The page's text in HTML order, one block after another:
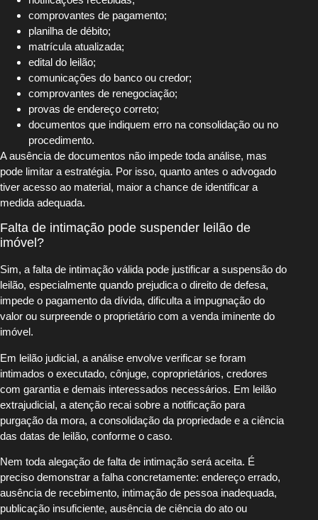
comprovantes de pagamento;
planilha de débito;
matrícula atualizada;
edital do leilão;
comunicações do banco ou credor;
comprovantes de renegociação;
provas de endereço correto;
documentos que indiquem erro na consolidação ou no
procedimento.
A ausência de documentos não impede toda análise, mas
pode limitar a estratégia. Por isso, quanto antes o advogado
tiver acesso ao material, maior a chance de identificar a
medida adequada.
Falta de intimação pode suspender leilão de
imóvel?
Sim, a falta de intimação válida pode justificar a suspensão do
leilão, especialmente quando prejudica o direito de defesa,
impede o pagamento da dívida, dificulta a impugnação do
valor ou surpreende o proprietário com a venda iminente do
imóvel.
Em leilão judicial, a análise envolve verificar se foram
intimados o executado, cônjuge, coproprietários, credores
com garantia e demais interessados necessários. Em leilão
extrajudicial, a atenção recai sobre a notificação para
purgação da mora, a consolidação da propriedade e a ciência
das datas de leilão, conforme o caso.
Nem toda alegação de falta de intimação será aceita. É
preciso demonstrar a falha concretamente: endereço errado,
ausência de recebimento, intimação de pessoa inadequada,
publicação insuficiente, ausência de ciência do ato ou